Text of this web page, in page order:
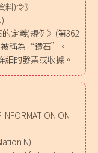
料)令》
定義)規例》(第362
被稱為“鑽石”。
的發票或收據。
ON
N)